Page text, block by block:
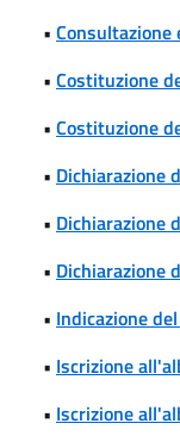
•
• Costituzione
• Costituzione
• Dichiarazione
• Dichiarazione
• Dichiarazione
• Indicazione
• Iscrizione
• Iscrizione